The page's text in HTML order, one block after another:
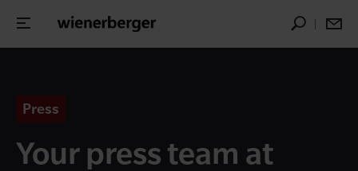
Press
Your press team at